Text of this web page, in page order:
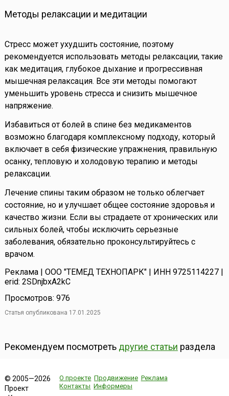
Методы релаксации и медитации
Стресс может ухудшить состояние, поэтому
рекомендуется использовать методы релаксации, такие
как медитация, глубокое дыхание и прогрессивная
мышечная релаксация. Все эти методы помогают
уменьшить уровень стресса и снизить мышечное
напряжение.
Избавиться от болей в спине без медикаментов
возможно благодаря комплексному подходу, который
включает в себя физические упражнения, правильную
осанку, тепловую и холодовую терапию и методы
релаксации.
Лечение спины таким образом не только облегчает
состояние, но и улучшает общее состояние здоровья и
качество жизни. Если вы страдаете от хронических или
сильных болей, чтобы исключить серьезные
заболевания, обязательно проконсультируйтесь с
врачом.
Реклама | ООО "ТЕМЕД ТЕХНОПАРК" | ИНН 9725114227 |
erid: 2SDnjbxA2kC
Просмотров: 976
Статья опубликована 17.01.2025
Рекомендуем посмотреть другие статьи раздела
© 2005—2026
Проект
О проекте Продвижение Реклама
Контакты Информеры